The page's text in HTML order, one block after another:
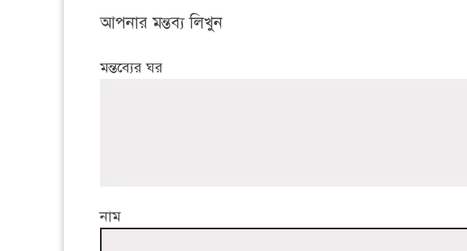
আপনার মন্তব্য লিখুন
মন্তব্যের ঘর
নাম